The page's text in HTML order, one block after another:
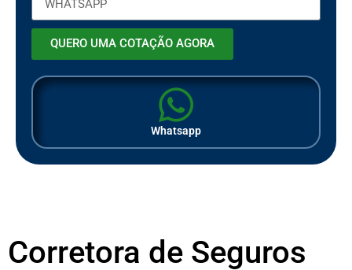
QUERO UMA COTAÇÃO AGORA
Whatsapp
Corretora de Seguros